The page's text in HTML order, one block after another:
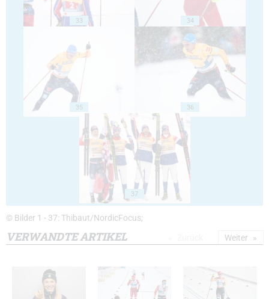
33 34
35 36
37
© Bilder 1 - 37: Thibaut/NordicFocus;
VERWANDTE ARTIKEL Weiter